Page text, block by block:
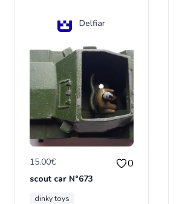
Delfiar
15.00€ 0
scout car N°673
dinky toys